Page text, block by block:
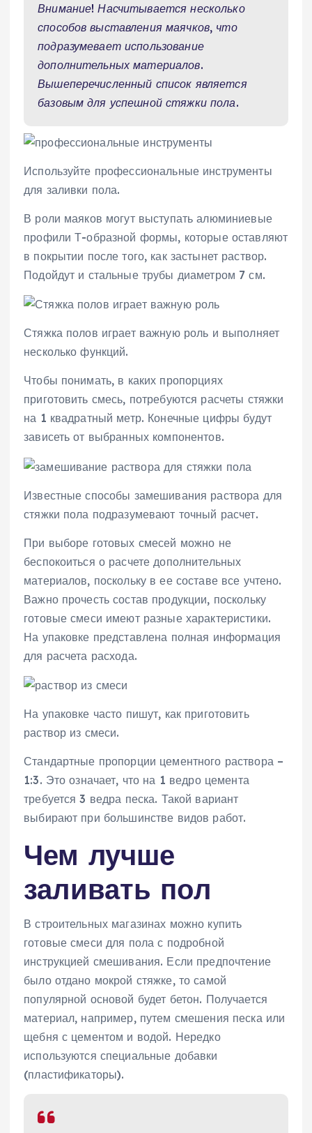
Внимание! Насчитывается несколько
способов выставления маячков, что
подразумевает использование
дополнительных материалов.
Вышеперечисленный список является
базовым для успешной стяжки пола.
Используйте профессиональные инструменты
для заливки пола.
В роли маяков могут выступать алюминиевые
профили Т-образной формы, которые оставляют
в покрытии после того, как застынет раствор.
Подойдут и стальные трубы диаметром 7 см.
Стяжка полов играет важную роль и выполняет
несколько функций.
Чтобы понимать, в каких пропорциях
приготовить смесь, потребуются расчеты стяжки
на 1 квадратный метр. Конечные цифры будут
зависеть от выбранных компонентов.
Известные способы замешивания раствора для
стяжки пола подразумевают точный расчет.
При выборе готовых смесей можно не
беспокоиться о расчете дополнительных
материалов, поскольку в ее составе все учтено.
Важно прочесть состав продукции, поскольку
готовые смеси имеют разные характеристики.
На упаковке представлена полная информация
для расчета расхода.
На упаковке часто пишут, как приготовить
раствор из смеси.
Стандартные пропорции цементного раствора –
1:3. Это означает, что на 1 ведро цемента
требуется 3 ведра песка. Такой вариант
выбирают при большинстве видов работ.
Чем лучше
заливать пол
В строительных магазинах можно купить
готовые смеси для пола с подробной
инструкцией смешивания. Если предпочтение
было отдано мокрой стяжке, то самой
популярной основой будет бетон. Получается
материал, например, путем смешения песка или
щебня с цементом и водой. Нередко
используются специальные добавки
(пластификаторы).